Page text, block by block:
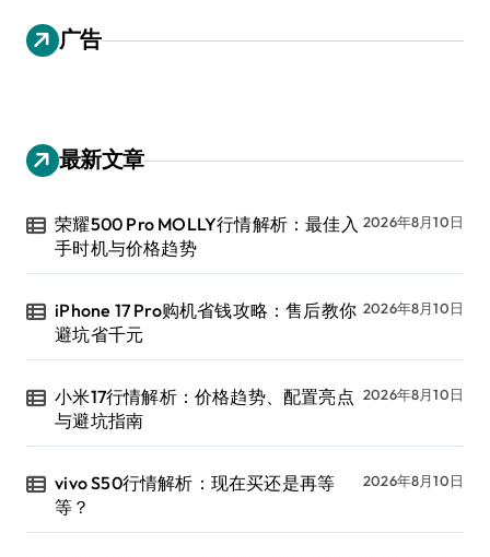
广告
最新文章
荣耀500 Pro MOLLY行情解析：最佳入
手时机与价格趋势
2026年8月10日
iPhone 17 Pro购机省钱攻略：售后教你
避坑省千元
2026年8月10日
小米17行情解析：价格趋势、配置亮点
与避坑指南
2026年8月10日
vivo S50行情解析：现在买还是再等
等？
2026年8月10日